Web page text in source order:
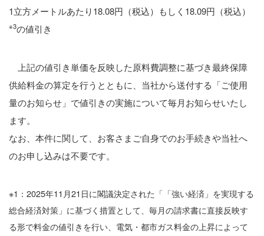
1立方メートルあたり18.08円（税込）もしく18.09円（税込）
※3の値引き
上記の値引き単価を反映した原料費調整に基づき最終保障
供給料金の算定を行うとともに、当社から送付する「ご使用
量のお知らせ」で値引きの実施について毎月お知らせいたし
ます。
なお、本件に関して、お客さまご自身でのお手続きや当社へ
のお申し込みは不要です。
※1：2025年11月21日に閣議決定された「「強い経済」を実現する
総合経済対策」に基づく措置として、毎月の請求書に直接反映す
る形で料金の値引きを行い、電気・都市ガス料金の上昇によって